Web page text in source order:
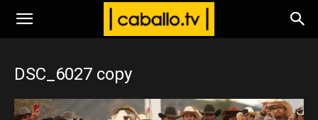
www.caballo.tv
DSC_6027 copy